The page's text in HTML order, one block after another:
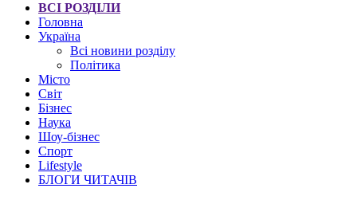
ВСІ РОЗДІЛИ
Головна
Україна
Всі новини розділу
Політика
Місто
Світ
Бізнес
Наука
Шоу-бізнес
Спорт
Lifestyle
БЛОГИ ЧИТАЧІВ